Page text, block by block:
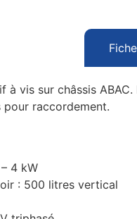
à vis sur châssis
pour raccordement.
4 kW
: 500 litres vertical